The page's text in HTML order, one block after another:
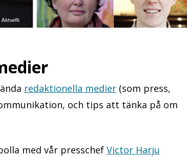
redaktionella medier (som press,
och tips att tänka på om
med vår presschef Victor Harju